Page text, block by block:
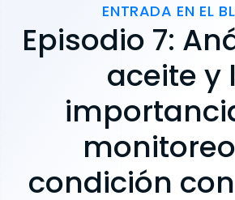
ENTRADA EN EL
Episodio 7:
aceite y
condición